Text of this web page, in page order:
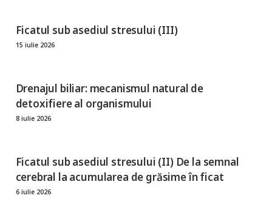
Ficatul sub asediul stresului (III)
15 iulie 2026
Drenajul biliar: mecanismul natural de
detoxifiere al organismului
8 iulie 2026
Ficatul sub asediul stresului (II) De la semnal
cerebral la acumularea de grăsime în ficat
6 iulie 2026